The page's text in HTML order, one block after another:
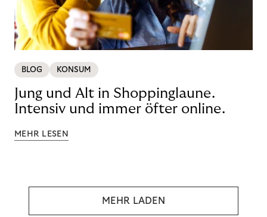
BLOG KONSUM
Jung und Alt in Shoppinglaune.
Intensiv und immer öfter online.
MEHR LESEN
MEHR LADEN